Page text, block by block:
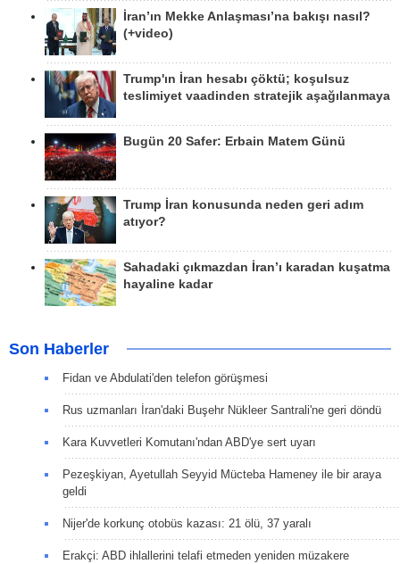
İran’ın Mekke Anlaşması’na bakışı nasıl?
(+video)
Trump'ın İran hesabı çöktü; koşulsuz
teslimiyet vaadinden stratejik aşağılanmaya
Bugün 20 Safer: Erbain Matem Günü
Trump İran konusunda neden geri adım
atıyor?
Sahadaki çıkmazdan İran’ı karadan kuşatma
hayaline kadar
Son Haberler
Fidan ve Abdulati'den telefon görüşmesi
Rus uzmanları İran'daki Buşehr Nükleer Santrali'ne geri döndü
Kara Kuvvetleri Komutanı'ndan ABD'ye sert uyarı
Pezeşkiyan, Ayetullah Seyyid Mücteba Hameney ile bir araya
geldi
Nijer'de korkunç otobüs kazası: 21 ölü, 37 yaralı
Erakçi: ABD ihlallerini telafi etmeden yeniden müzakere